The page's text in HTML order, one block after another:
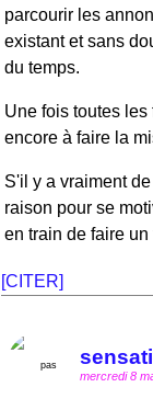
parcourir les
existant et sans
du temps.
Une fois toutes
encore à faire la
S'il y a vraiment
raison pour se
en train de faire un
[CITER]
mercredi 8